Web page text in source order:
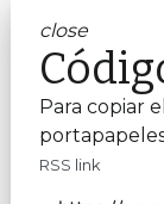
close
Para copiar
RSS link